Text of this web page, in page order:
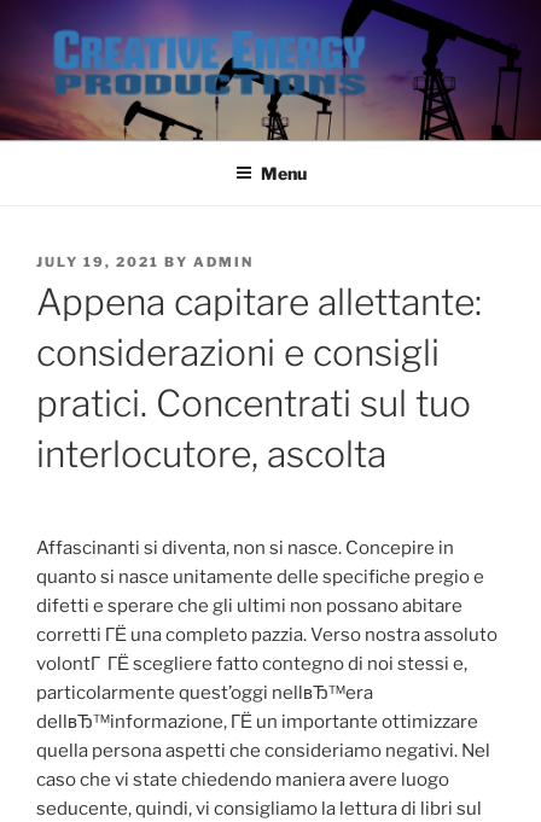
content
Menu
POSTED
JULY 19, 2021 BY ADMIN
Appena capitare allettante:
considerazioni e consigli
pratici. Concentrati sul tuo
interlocutore, ascolta
Affascinanti si diventa, non si nasce. Concepire in
quanto si nasce unitamente delle specifiche pregio e
difetti e sperare che gli ultimi non possano abitare
corretti ГЁ una completo pazzia. Verso nostra assoluto
volontГ ГЁ scegliere fatto contegno di noi stessi e,
particolarmente quest’oggi nellвЂ™era
dellвЂ™informazione, ГЁ un importante ottimizzare
quella persona aspetti che consideriamo negativi. Nel
caso che vi state chiedendo maniera avere luogo
seducente, quindi, vi consigliamo la lettura di libri sul